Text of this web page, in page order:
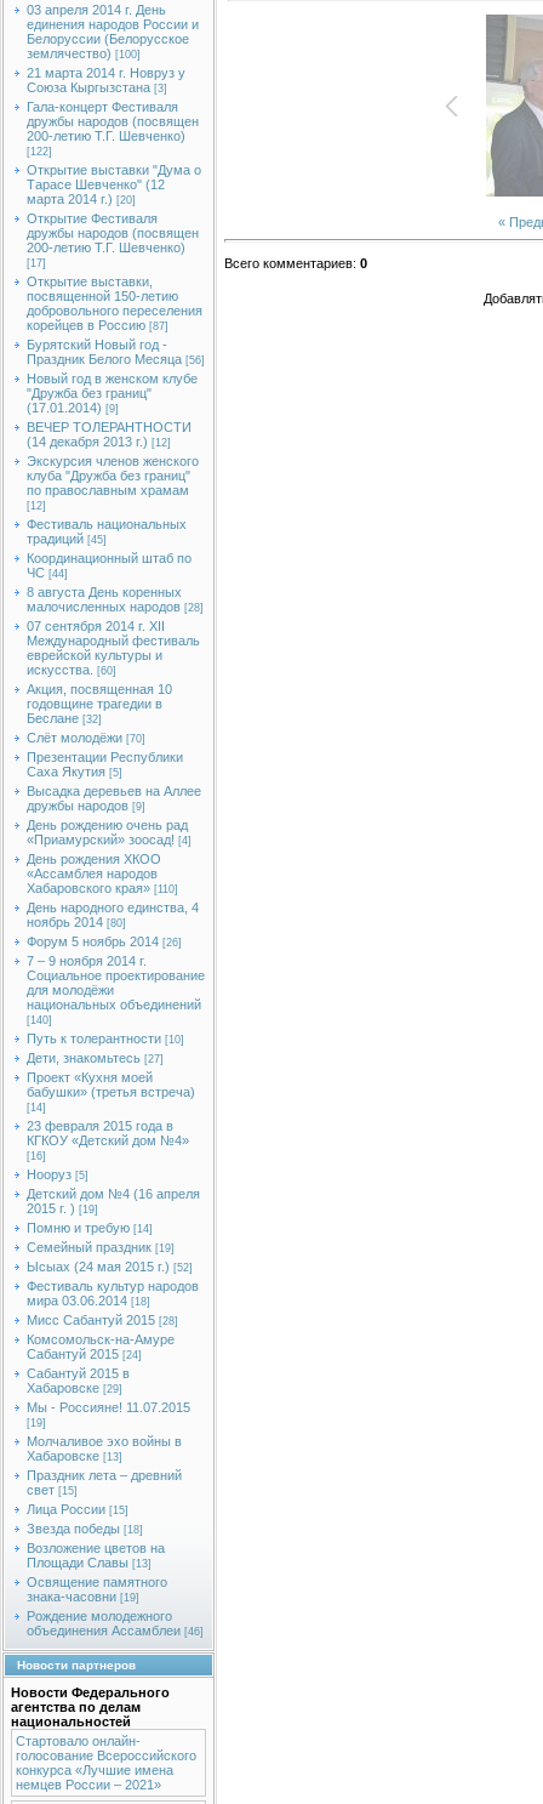
03 апреля 2014 г. День
единения народов России и
Белоруссии (Белорусское
землячество) [100]
21 марта 2014 г. Новруз у
Союза Кыргызстана [3]
Гала-концерт Фестиваля
дружбы народов (посвящен
200-летию Т.Г. Шевченко)
[122]
Открытие выставки "Дума о
Тарасе Шевченко" (12
марта 2014 г.) [20]
Открытие Фестиваля
дружбы народов (посвящен
200-летию Т.Г. Шевченко)
[17]
Открытие выставки,
посвященной 150-летию
добровольного переселения
корейцев в Россию [87]
Бурятский Новый год -
Праздник Белого Месяца [56]
Новый год в женском клубе
"Дружба без границ"
(17.01.2014) [9]
ВЕЧЕР ТОЛЕРАНТНОСТИ
(14 декабря 2013 г.) [12]
Экскурсия членов женского
клуба "Дружба без границ"
по православным храмам
[12]
Фестиваль национальных
традиций [45]
Координационный штаб по
ЧС [44]
8 августа День коренных
малочисленных народов [28]
07 сентября 2014 г. XII
Международный фестиваль
еврейской культуры и
искусства.
[60]
Акция, посвященная 10
годовщине трагедии в
Беслане [32]
Слёт молодёжи [70]
Презентации Республики
Саха Якутия [5]
Высадка деревьев на Аллее
дружбы народов [9]
День рождению очень рад
«Приамурский» зоосад! [4]
День рождения ХКОО
«Ассамблея народов
Хабаровского края» [110]
День народного единства, 4
ноябрь 2014 [80]
Форум 5 ноябрь 2014 [26]
7 – 9 ноября 2014 г.
Социальное проектирование
для молодёжи
национальных объединений
[140]
Путь к толерантности [10]
Дети, знакомьтесь [27]
Проект «Кухня моей
бабушки» (третья встреча)
[14]
23 февраля 2015 года в
КГКОУ «Детский дом №4»
[16]
Нооруз [5]
Детский дом №4 (16 апреля
2015 г. ) [19]
Помню и требую [14]
Семейный праздник [19]
Ысыах (24 мая 2015 г.) [52]
Фестиваль культур народов
мира 03.06.2014 [18]
Мисс Сабантуй 2015 [28]
Комсомольск-на-Амуре
Сабантуй 2015 [24]
Сабантуй 2015 в
Хабаровске [29]
Мы - Россияне! 11.07.2015
[19]
Молчаливое эхо войны в
Хабаровске [13]
Праздник лета – древний
свет [15]
Лица России [15]
Звезда победы [18]
Возложение цветов на
Площади Славы [13]
Освящение памятного
знака-часовни [19]
Рождение молодежного
объединения Ассамблеи [46]
Новости партнеров
Новости Федерального
агентства по делам
национальностей
Стартовало онлайн-
голосование Всероссийского
конкурса «Лучшие имена
немцев России – 2021»
«
Всего комментариев: 0